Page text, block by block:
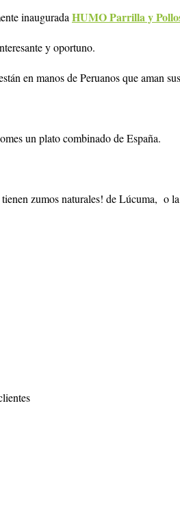
inaugurada HUMO Parrilla y
y oportuno.
en manos de Peruanos que aman
un plato combinado de España.
zumos naturales! de Lúcuma, o